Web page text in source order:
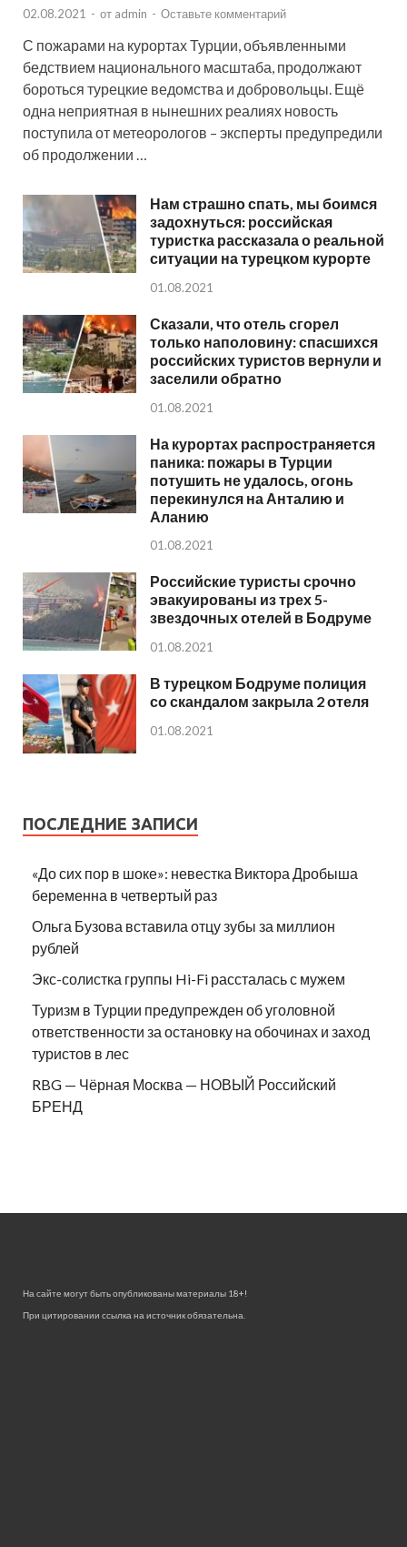
02.08.2021 - от admin - Оставьте комментарий
С пожарами на курортах Турции, объявленными
бедствием национального масштаба, продолжают
бороться турецкие ведомства и добровольцы. Ещё
одна неприятная в нынешних реалиях новость
поступила от метеорологов – эксперты предупредили
об продолжении …
Нам страшно спать, мы боимся
задохнуться: российская
туристка рассказала о реальной
ситуации на турецком курорте
01.08.2021
Сказали, что отель сгорел
только наполовину: спасшихся
российских туристов вернули и
заселили обратно
01.08.2021
На курортах распространяется
паника: пожары в Турции
потушить не удалось, огонь
перекинулся на Анталию и
Аланию
01.08.2021
Российские туристы срочно
эвакуированы из трех 5-
звездочных отелей в Бодруме
01.08.2021
В турецком Бодруме полиция
со скандалом закрыла 2 отеля
01.08.2021
ПОСЛЕДНИЕ ЗАПИСИ
«До сих пор в шоке»: невестка Виктора Дробыша
беременна в четвертый раз
Ольга Бузова вставила отцу зубы за миллион
рублей
Экс-солистка группы Hi-Fi рассталась с мужем
Туризм в Турции предупрежден об уголовной
ответственности за остановку на обочинах и заход
туристов в лес
RBG — Чёрная Москва — НОВЫЙ Российский
БРЕНД
На сайте могут быть опубликованы материалы 18+!
При цитировании ссылка на источник обязательна.